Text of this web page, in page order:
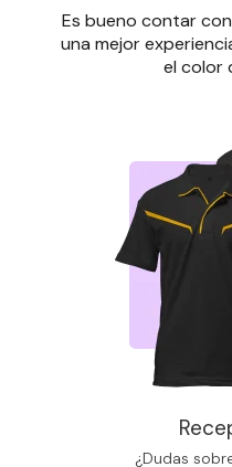
Es bueno contar
una mejor
el color
¿Dudas